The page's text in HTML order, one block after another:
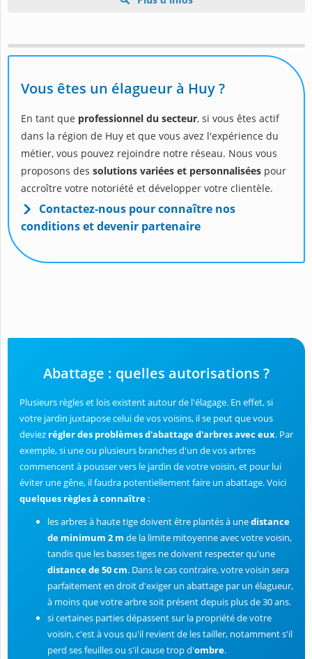
Vous êtes un élagueur à Huy ?
En tant que professionnel du secteur, si vous êtes actif
dans la région de Huy et que vous avez l'expérience du
métier, vous pouvez rejoindre notre réseau. Nous vous
proposons des solutions variées et personnalisées pour
accroître votre notoriété et développer votre clientèle.
Contactez-nous pour connaître nos
conditions et devenir partenaire
Abattage : quelles autorisations ?
Plusieurs règles et lois existent autour de l'élagage. En effet, si
votre jardin juxtapose celui de vos voisins, il se peut que vous
deviez régler des problèmes d'abattage d'arbres avec eux. Par
exemple, si une ou plusieurs branches d'un de vos arbres
commencent à pousser vers le jardin de votre voisin, et pour lui
éviter une gêne, il faudra potentiellement faire un abattage. Voici
quelques règles à connaître :
les arbres à haute tige doivent être plantés à unedistance
de minimum 2 m de la limite mitoyenne avec votre voisin,
tandis que les basses tiges ne doivent respecter qu'une
distance de50 cm. Dans le cas contraire, votre voisin sera
parfaitement en droit d'exiger un abattage par un élagueur,
à moins que votre arbre soit présent depuis plus de 30 ans.
si certaines parties dépassent sur la propriété de votre
voisin, c'est à vous qu'il revient de les tailler, notamment s'il
perd ses feuilles ou s'il cause trop d'ombre.